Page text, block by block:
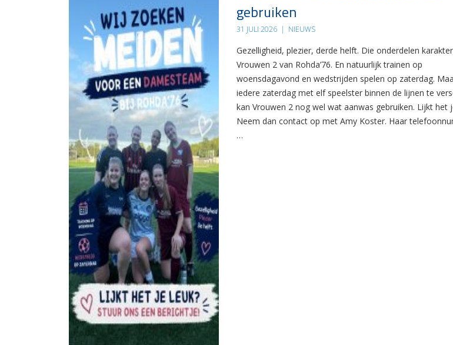
gebruiken
31 JULI 2026 | NIEUWS
Gezelligheid, plezier, derde helft. Die onderdelen
Vrouwen 2 van Rohda’76. En natuurlijk trainen op
woensdagavond en wedstrijden spelen op zaterdag.
iedere zaterdag met elf speelster binnen de lijnen te
kan Vrouwen 2 nog wel wat aanwas gebruiken. Lijkt het
Neem dan contact op met Amy Koster. Haar
…